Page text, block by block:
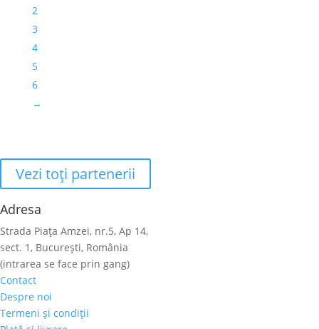
2
3
4
5
6
→
Vezi toţi partenerii
Adresa
Strada Piaţa Amzei, nr.5, Ap 14,
sect. 1, Bucureşti, România
(intrarea se face prin gang)
Contact
Despre noi
Termeni şi condiţii